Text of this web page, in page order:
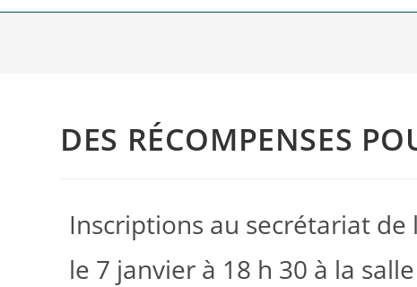
DES RÉCOMPENSES
Inscriptions au secrétariat
le 7 janvier à 18 h 30 à la